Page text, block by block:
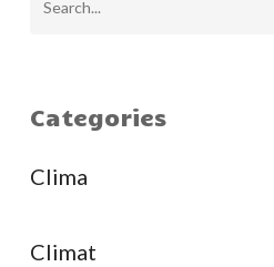
Categories
Clima
Climat